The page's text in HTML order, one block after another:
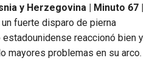
y Herzegovina | Minuto 67 |
fuerte disparo de pierna
reaccionó bien y
mayores problemas en su arco.